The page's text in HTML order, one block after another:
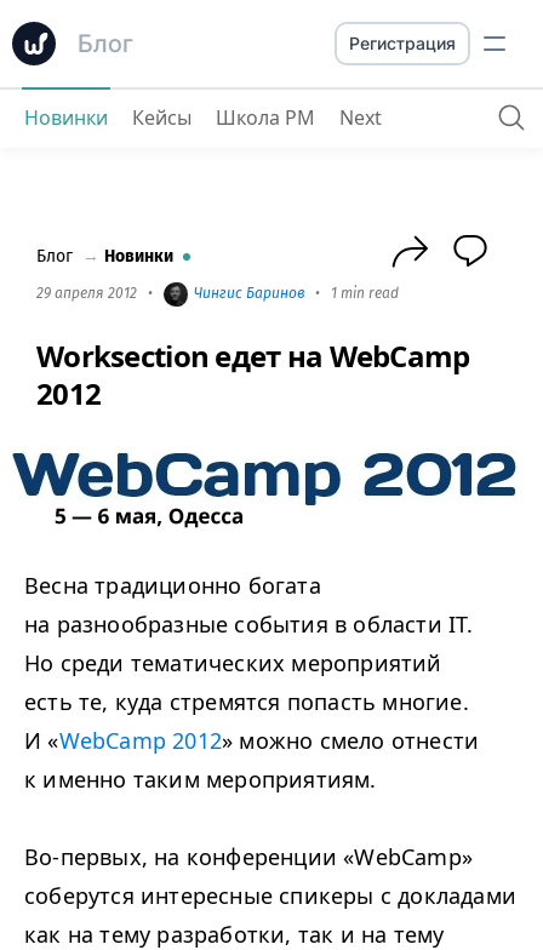
Блог
Worksection едет на WebCamp 2012
Регистрация
Новинки Кейсы Школа PM Next
Блог → Новинки
29 апреля 2012 • Чингиc Баринов • 1 min read
Worksection едет на WebCamp
2012
Весна традиционно богата
на разнообразные события в области IT.
Но среди тематических мероприятий
есть те, куда стремятся попасть многие.
И «WebCamp 2012» можно смело отнести
к именно таким мероприятиям.
Во-первых, на конференции «WebCamp»
соберутся интересные спикеры с докладами
как на тему разработки, так и на тему